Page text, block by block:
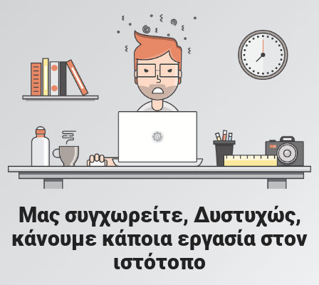
Μας συγχωρείτε, Δυστυχώς,
κάνουμε κάποια εργασία στον
ιστότοπο